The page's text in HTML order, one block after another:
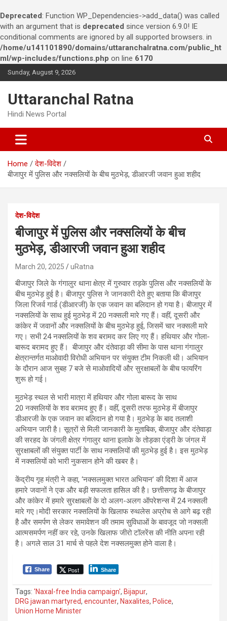
Deprecated: Function WP_Dependencies->add_data() was called
with an argument that is deprecated since version 6.9.0! IE
conditional comments are ignored by all supported browsers. in
/home/u141101890/domains/uttaranchalratna.com/public_ht
ml/wp-includes/functions.php on line 6170
k
n
n
Sunday, August 9, 2026
Uttaranchal Ratna
Hindi News Portal
Home
देश-विदेश
बीजापुर में पुलिस और नक्सलियों के बीच मुठभेड़, डीआरजी जवान हुआ शहीद
देश-विदेश
बीजापुर में पुलिस और नक्सलियों के बीच
मुठभेड़, डीआरजी जवान हुआ शहीद
March 20, 2025 uRatna
बीजापुर जिले के गंगालुर थाना क्षेत्र में गुरुवार तड़के पुलिस और नक्सलियों के
बीच मुठभेड़ हुई है। बीजापुर पुलिस ने जानकारी देते हुए बताया कि बीजापुर
जिला रिजर्व गार्ड (डीआरजी) के एक जवान का बलिदान हो गया है। बीजापुर में
नक्सलियों के साथ हुई मुठभेड़ में 20 नक्सली मारे गए हैं। वहीं, दूसरी और
कांकेर में जवानों और नक्सलियों के बीच मुठभेड़ हुई, जिसमें चार नक्सली मारे
गए। सभी 24 नक्सलियों के शव बरामद कर लिए गए हैं। हथियार और गोला-
बारूद बरामद हुए हैं। बीजापुर और दंतेवाड़ा की सीमा के पास थाना गंगालुर
क्षेत्रान्तर्गत माओवादी विरोधी अभियान पर संयुक्त टीम निकली थी। अभियान
के दौरान आज सुबह 7 बजे से माओवादियों और सुरक्षाबलों के बीच फायरिंग
शुरू हो गई।
मुठभेड़ स्थल से भारी मात्रा में हथियार और गोला बारूद के साथ
20 नक्सलियों के शव बरामद हुए हैं। वहीं, दूसरी तरफ मुठभेड़ में बीजापुर
डीआरजी के एक जवान का बलिदान हो गया है। मुठभेड़ के बाद तलाशी
अभियान जारी है। सूत्रों से मिली जानकारी के मुताबिक, बीजापुर और दंतेवाड़ा
की सरहद के जंगली क्षेत्र गंगालुर थाना इलाके के तोड़का एंड्री के जंगल में
सुरक्षाबलों की संयुक्त पार्टी के साथ नक्सलियों की मुठभेड़ हुई है। इस मुठभेड़
में नक्सलियों को भारी नुकसान होने की खबर है।
केंद्रीय गृह मंत्री ने कहा, ‘नक्सलमुक्त भारत अभियान’ की दिशा में आज
हमारे जवानों ने एक और बड़ी सफलता हासिल की है। छत्तीसगढ़ के बीजापुर
और कांकेर में हमारे सुरक्षाबलों के दो अलग-अलग ऑपरेशन्स में 24 नक्सली
मारे गए।मोदी सरकार नक्सलियों के खिलाफ रुथलेस अप्रोच से आगे बढ़ रही
है और समर्पण से लेकर समावेशन की तमाम सुविधाओं के बावजूद जो नक्सली
आत्मसमर्पण नहीं कर रहे, उनके खिलाफ जीरो टॉलरेंस की नीति अपना रही
है। अगले साल 31 मार्च से पहले देश नक्सलमुक्त होने वाला है।
Share Post Share
Tags: 'Naxal-free India campaign', Bijapur,
DRG jawan martyred, encounter, Naxalites, Police,
Union Home Minister